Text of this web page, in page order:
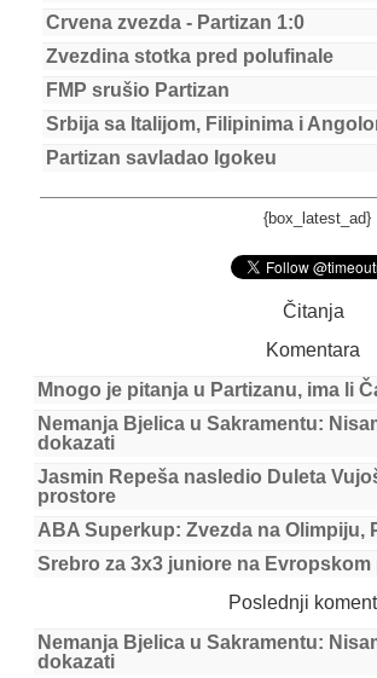
Crvena zvezda - Partizan 1:0
Zvezdina stotka pred polufinale
FMP srušio Partizan
Srbija sa Italijom, Filipinima i
Partizan savladao Igokeu
{box_latest_ad}
Čitanja
Komentara
Mnogo je pitanja u Partizanu, ima li
Nemanja Bjelica u Sakramentu:
dokazati
Jasmin Repeša nasledio Duleta
prostore
ABA Superkup: Zvezda na Olimpiju,
Srebro za 3x3 juniore na
Poslednji
Nemanja Bjelica u Sakramentu:
dokazati